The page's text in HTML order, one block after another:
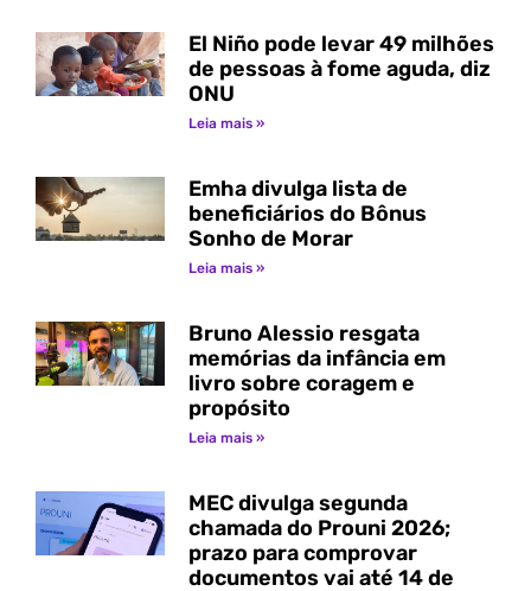
El Niño pode levar 49 milhões
de pessoas à fome aguda, diz
ONU
Leia mais »
Emha divulga lista de
beneficiários do Bônus
Sonho de Morar
Leia mais »
Bruno Alessio resgata
memórias da infância em
livro sobre coragem e
propósito
Leia mais »
MEC divulga segunda
chamada do Prouni 2026;
prazo para comprovar
documentos vai até 14 de